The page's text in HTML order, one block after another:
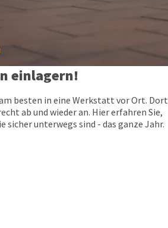
einlagern!
besten in eine Werkstatt vor Ort. Dort
ab und wieder an. Hier erfahren Sie,
unterwegs sind - das ganze Jahr.